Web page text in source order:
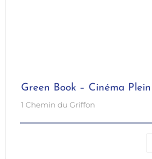
Green Book – Cinéma
1 Chemin du Griffon